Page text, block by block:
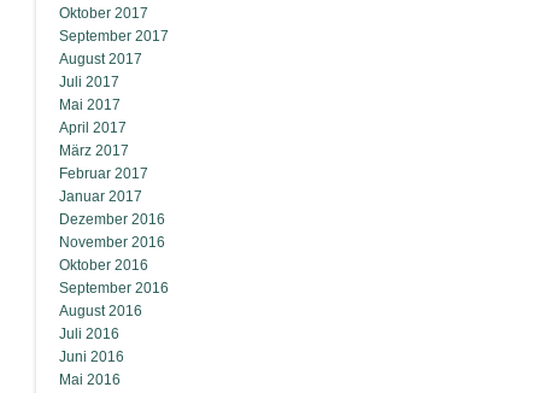
Oktober 2017
September 2017
August 2017
Juli 2017
Mai 2017
April 2017
März 2017
Februar 2017
Januar 2017
Dezember 2016
November 2016
Oktober 2016
September 2016
August 2016
Juli 2016
Juni 2016
Mai 2016